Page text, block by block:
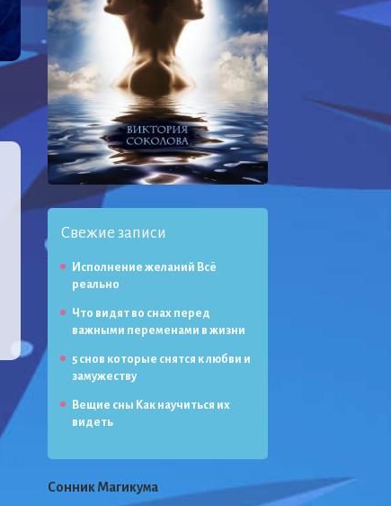
Свежие записи
Исполнение желаний Всё
реально
Что видят во снах перед
важными переменами в жизни
5 снов которые снятся к любви и
замужеству
Вещие сны Как научиться их
видеть
Сонник Магикума